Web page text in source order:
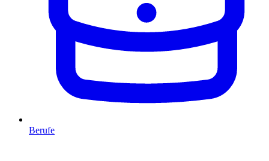
Berufe